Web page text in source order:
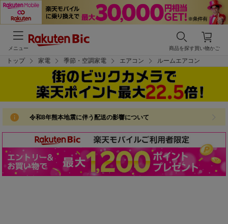
買い物かご
商品を探す
メニュー
トップ 家電 季節・空調家電 エアコン ルームエアコン
令和8年熊本地震に伴う配送の影響について